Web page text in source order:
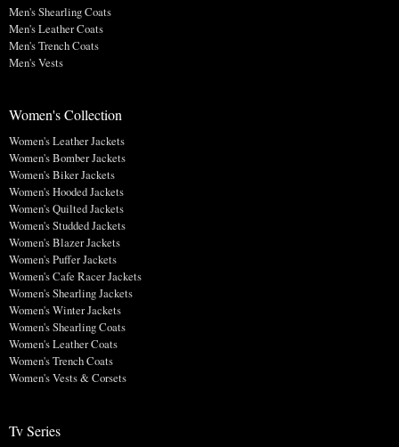
Men's Shearling Coats
Men's Leather Coats
Men's Trench Coats
Men's Vests
Women's Collection
Women's Leather Jackets
Women's Bomber Jackets
Women's Biker Jackets
Women's Hooded Jackets
Women's Quilted Jackets
Women's Studded Jackets
Women's Blazer Jackets
Women's Puffer Jackets
Women's Cafe Racer Jackets
Women's Shearling Jackets
Women's Winter Jackets
Women's Shearling Coats
Women's Leather Coats
Women's Trench Coats
Women's Vests & Corsets
Tv Series